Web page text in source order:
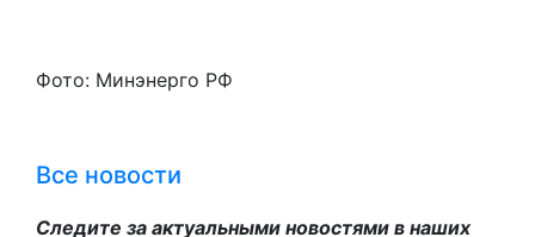
Фото: Минэнерго РФ
Все новости
Следите за актуальными новостями в наших